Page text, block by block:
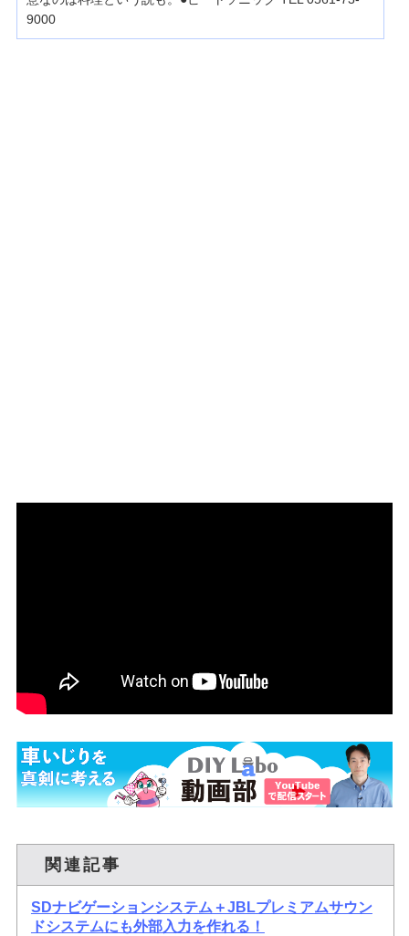
9000
関連記事
SDナビゲーションシステム＋JBLプレミアムサウン
ドシステムにも外部入力を作れる！